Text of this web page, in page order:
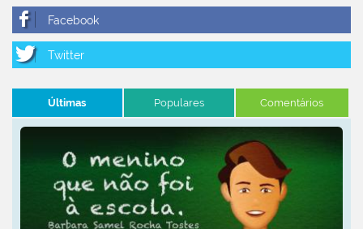
Últimas Populares Comentários